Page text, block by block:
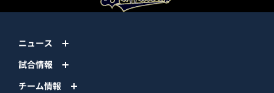
ニュース
試合情報
チーム情報